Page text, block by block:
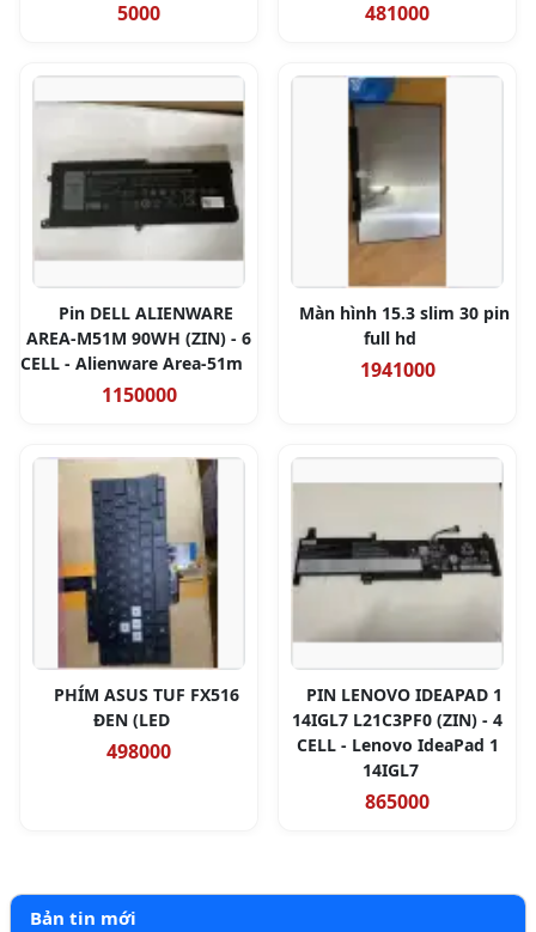
5000 481000
Pin DELL ALIENWARE
AREA-M51M 90WH (ZIN) - 6
CELL - Alienware Area-51m
1150000
Màn hình 15.3 slim 30 pin
full hd
1941000
PHÍM ASUS TUF FX516
ĐEN (LED
498000
PIN LENOVO IDEAPAD 1
14IGL7 L21C3PF0 (ZIN) - 4
CELL - Lenovo IdeaPad 1
14IGL7
865000
Bản tin mới